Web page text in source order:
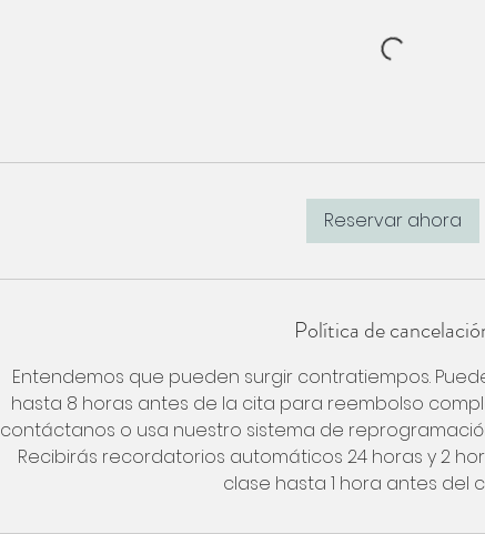
Reservar ahora
Política de
Entendemos que pueden surgir contratiempos.
hasta 8 horas antes de la cita para reembolso
contáctanos o usa nuestro sistema de
Recibirás recordatorios automáticos 24 horas y 2
clase hasta 1 hora antes del